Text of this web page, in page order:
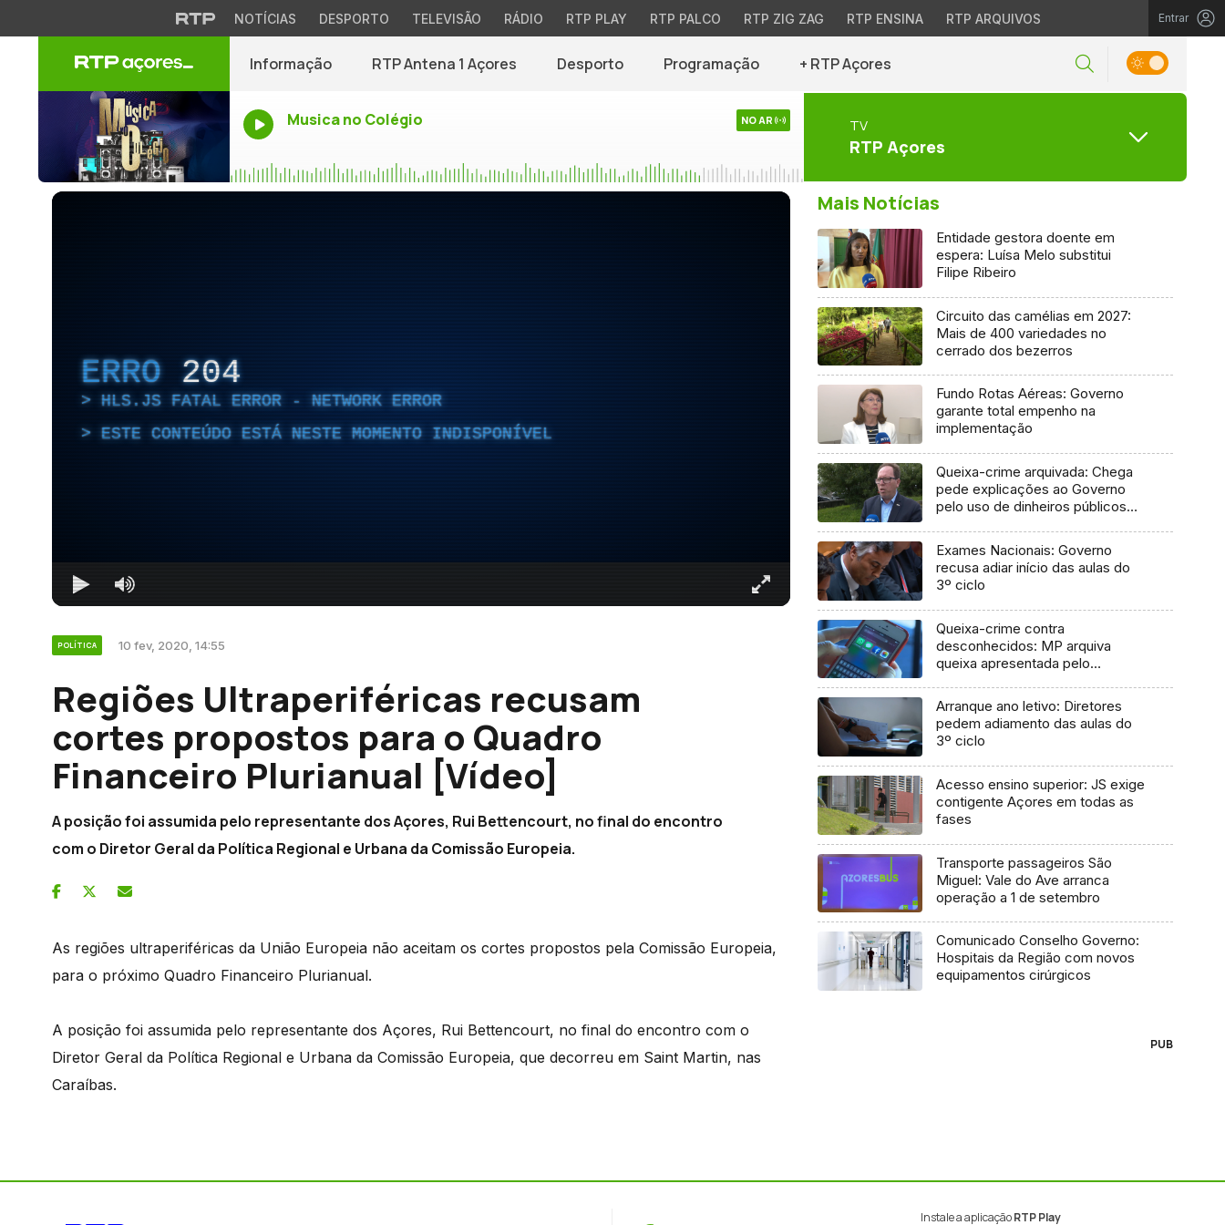
NOTÍCIAS DESPORTO TELEVISÃO RÁDIO RTP PLAY RTP PALCO RTP ZIG ZAG RTP ENSINA RTP ARQUIVOS Entrar
Informação RTP Antena 1 Açores Desporto Programação + RTP Açores
Musica no Colégio NO AR TV
RTP Açores
ERRO 204
HLS.JS FATAL ERROR - NETWORK ERROR
ESTE CONTEÚDO ESTÁ NESTE MOMENTO INDISPONÍVEL
POLÍTICA 10 fev, 2020, 14:55
Regiões Ultraperiféricas recusam
cortes propostos para o Quadro
Financeiro Plurianual [Vídeo]
A posição foi assumida pelo representante dos Açores, Rui Bettencourt, no final do encontro
com o Diretor Geral da Política Regional e Urbana da Comissão Europeia.
As regiões ultraperiféricas da União Europeia não aceitam os cortes propostos pela Comissão Europeia,
para o próximo Quadro Financeiro Plurianual.
A posição foi assumida pelo representante dos Açores, Rui Bettencourt, no final do encontro com o
Diretor Geral da Política Regional e Urbana da Comissão Europeia, que decorreu em Saint Martin, nas
Caraíbas.
Mais Notícias
Entidade gestora doente em
espera: Luísa Melo substitui
Filipe Ribeiro
Circuito das camélias em 2027:
Mais de 400 variedades no
cerrado dos bezerros
Fundo Rotas Aéreas: Governo
garante total empenho na
implementação
Queixa-crime arquivada: Chega
pede explicações ao Governo
pelo uso de dinheiros públicos
Exames Nacionais: Governo
recusa adiar início das aulas do
3º ciclo
Queixa-crime contra
desconhecidos: MP arquiva
queixa apresentada pelo
Arranque ano letivo: Diretores
pedem adiamento das aulas do
3º ciclo
Acesso ensino superior: JS exige
contigente Açores em todas as
fases
Transporte passageiros São
Miguel: Vale do Ave arranca
operação a 1 de setembro
Comunicado Conselho Governo:
Hospitais da Região com novos
equipamentos cirúrgicos
PUB
Instale a aplicaçãoRTP Play